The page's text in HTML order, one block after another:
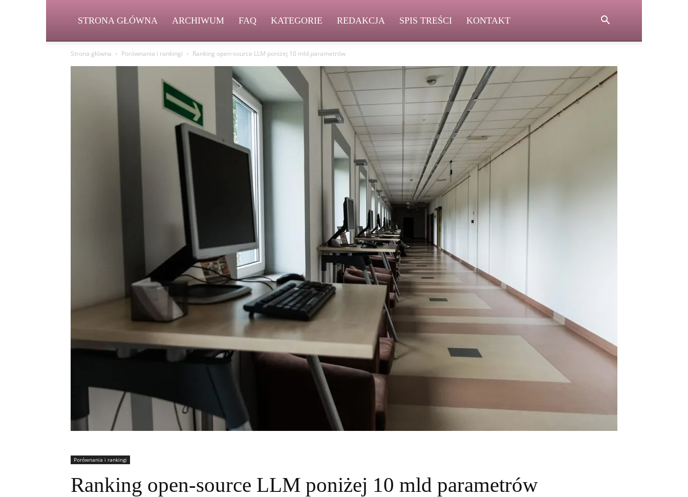
STRONA GŁÓWNA ARCHIWUM FAQ KATEGORIE REDAKCJA SPIS TREŚCI KONTAKT
Strona główna Porównania i rankingi Ranking open-source LLM poniżej 10 mld parametrów
Porównania i rankingi
Ranking open-source LLM poniżej 10 mld parametrów